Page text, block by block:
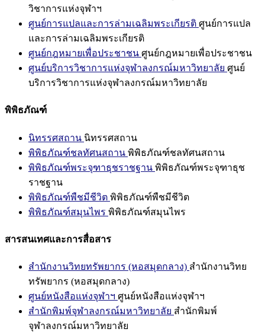
วิชาการแห่งจุฬาฯ
ศูนย์การแปลและการล่ามเฉลิมพระเกียรติ ศูนย์การแปล
และการล่ามเฉลิมพระเกียรติ
ศูนย์กฎหมายเพื่อประชาชน ศูนย์กฎหมายเพื่อประชาชน
ศูนย์บริการวิชาการแห่งจุฬาลงกรณ์มหาวิทยาลัย ศูนย์
บริการวิชาการแห่งจุฬาลงกรณ์มหาวิทยาลัย
พิพิธภัณฑ์
นิทรรศสถาน นิทรรศสถาน
พิพิธภัณฑ์ชลทัศนสถาน พิพิธภัณฑ์ชลทัศนสถาน
พิพิธภัณฑ์พระจุฑาธุชราชฐาน พิพิธภัณฑ์พระจุฑาธุช
ราชฐาน
พิพิธภัณฑ์พืชมีชีวิต พิพิธภัณฑ์พืชมีชีวิต
พิพิธภัณฑ์สมุนไพร พิพิธภัณฑ์สมุนไพร
สารสนเทศและการสื่อสาร
สำนักงานวิทยทรัพยากร (หอสมุดกลาง) สำนักงานวิทย
ทรัพยากร (หอสมุดกลาง)
ศูนย์หนังสือแห่งจุฬาฯ ศูนย์หนังสือแห่งจุฬาฯ
สำนักพิมพ์จุฬาลงกรณ์มหาวิทยาลัย สำนักพิมพ์
จุฬาลงกรณ์มหาวิทยาลัย